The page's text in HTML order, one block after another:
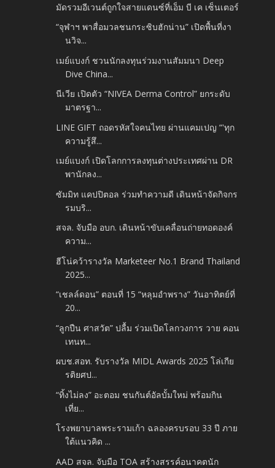
มัดรวมอีเวนต์ถูกใจสายแดนซ์ที่เอ็ม บี เค เซ็นเตอร์
“จุฬาฯ พาสื่อมวลชนกระซิบฮักน่าน” เปิดพื้นที่งา
นวิจ...
เมย์แบงก์ ชวนนักลงทุนร่วมงานสัมมนา Deep
Dive China...
นีเวีย เปิดตัว “NIVEA Derma Control” ยกระดับ
มาตรฐา...
LINE GIFT ถอดรหัสใจคนไทย ผ่านแคมเปญ “'ทุก
ความรู้สึ...
เมย์แบงก์ เปิดโลกการลงทุนต่างประเทศผ่าน DR
พานักลง...
ซัมมิท แคปปิตอล ร่วมทำความดี เดินหน้าจัดกิจกร
รมบริ...
สจล. จับมือ อบก. เดินหน้าขับเคลื่อนถ่ายทอดองค์
ความ...
ฮีโน่คว้ารางวัล Marketeer No.1 Brand Thailand
2025...
“เชลล์ดอน” ตอนที่ 15 “หลุมอำพราง” วันอาทิตย์ที่
20...
“ลูกปืน ศาสวัต” ปลื้ม ร่วมเปิดโลกวงการ วาย คอน
เทนท...
ผบช.สอท. รับรางวัล MIDL Awards 2025 โล่เกีย
รติยศป...
“ทิ้งไม่ลง” อะตอม ชนกันต์อัลบั้มใหม่ พร้อมกิน
เที่ย...
โรงพยาบาลพระรามเก้า ฉลองครบรอบ 33 ปี ภาย
ใต้แนวคิด ...
AAD สจล. จับมือ TOA สร้างสรรค์อนาคตนัก